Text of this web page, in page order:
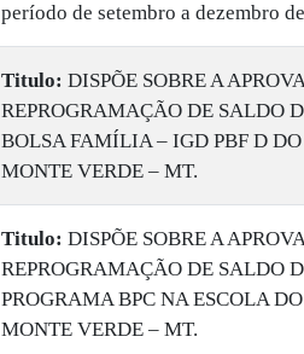
período de setembro a dezembro
Titulo: DISPÕE SOBRE A
REPROGRAMAÇÃO DE SALDO
BOLSA FAMÍLIA – IGD PBF D
MONTE VERDE – MT.
Titulo: DISPÕE SOBRE A
REPROGRAMAÇÃO DE SALDO
PROGRAMA BPC NA ESCOLA
MONTE VERDE – MT.